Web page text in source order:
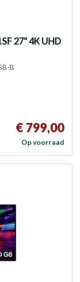
27" 4K UHD
B
€ 799,00
Op voorraad